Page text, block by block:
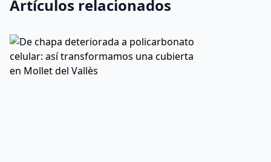
Artículos relacionados